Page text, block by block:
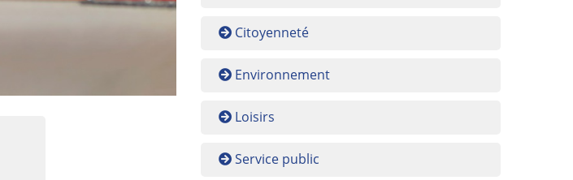
Citoyenneté
Environnement
Loisirs
Service public